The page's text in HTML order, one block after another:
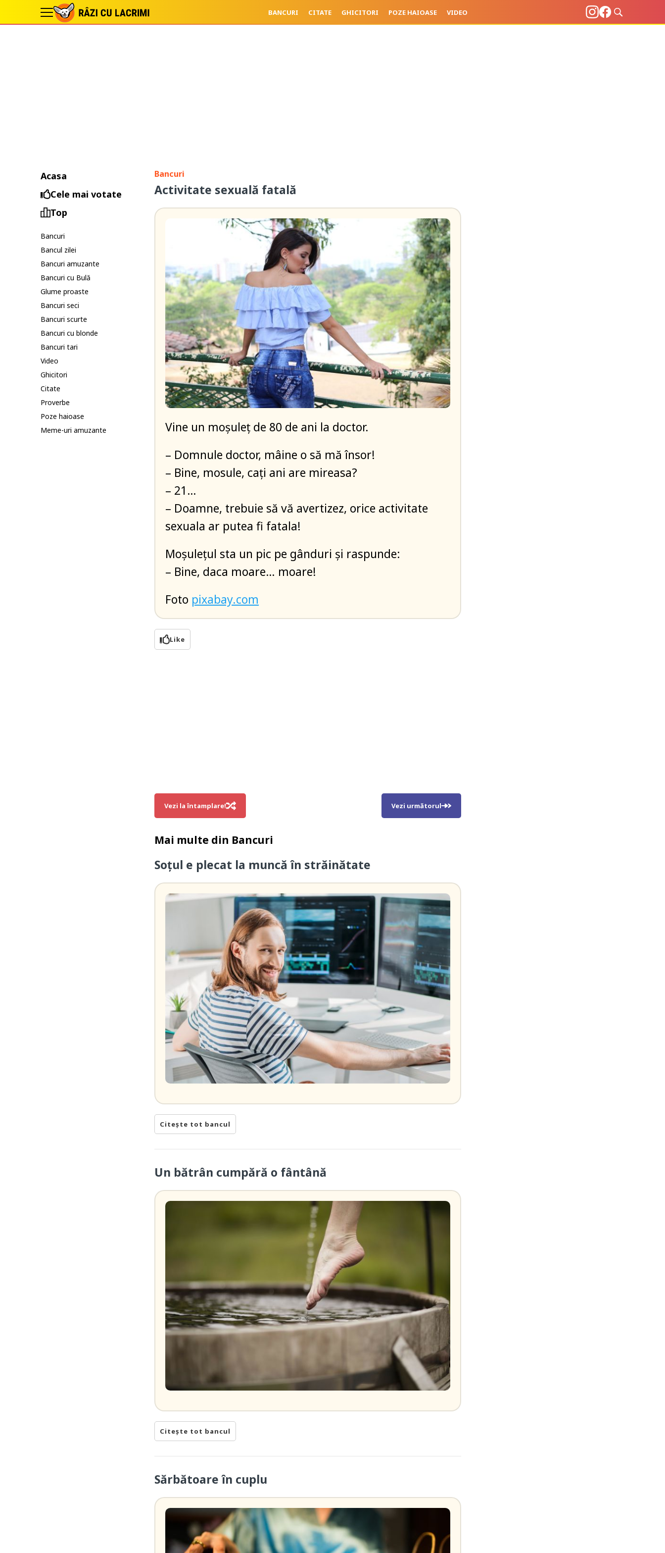
BANCURI CITATE GHICITORI POZE HAIOASE VIDEO
Acasa
Cele mai votate
Top
Bancuri
Bancul zilei
Bancuri amuzante
Bancuri cu Bulă
Glume proaste
Bancuri seci
Bancuri scurte
Bancuri cu blonde
Bancuri tari
Video
Ghicitori
Citate
Proverbe
Poze haioase
Meme-uri amuzante
Bancuri
Activitate sexuală fatală
Vine un moșuleț de 80 de ani la doctor.
– Domnule doctor, mâine o să mă însor!
– Bine, mosule, cați ani are mireasa?
– 21…
– Doamne, trebuie să vă avertizez, orice activitate
sexuala ar putea fi fatala!
Moșulețul sta un pic pe gânduri și raspunde:
– Bine, daca moare… moare!
Foto pixabay.com
Like
Vezi la întamplare! Vezi următorul
Mai multe din Bancuri
Soțul e plecat la muncă în străinătate
Citește tot bancul
Un bătrân cumpără o fântână
Citește tot bancul
Sărbătoare în cuplu